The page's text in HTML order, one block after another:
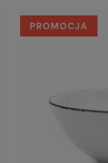
PROMOCJA